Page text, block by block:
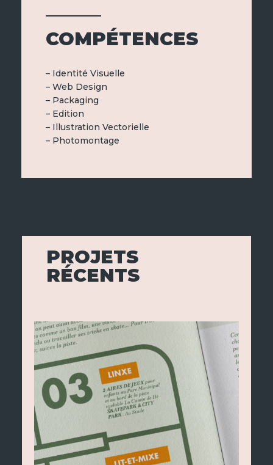
COMPÉTENCES
– Identité Visuelle
– Web Design
– Packaging
– Edition
– Illustration Vectorielle
– Photomontage
PROJETS
RÉCENTS